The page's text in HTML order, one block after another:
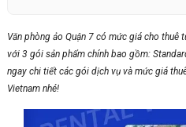
Văn phòng ảo Quận 7 có mức giá cho thuê
với 3 gói sản phẩm chính bao gồm:
ngay chi tiết các gói dịch vụ và mức giá
Vietnam nhé!